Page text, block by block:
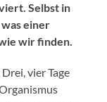
Selbst in
einer
wir finden.
vier Tage